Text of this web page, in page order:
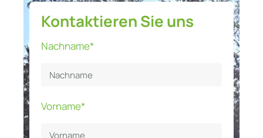
Kontaktieren Sie uns
Nachname*
Vorname*